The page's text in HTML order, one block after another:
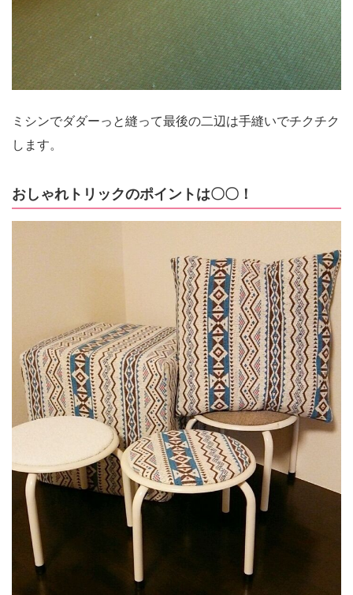
ミシンでダダーっと縫って最後の二辺は手縫いでチクチク
します。
おしゃれトリックのポイントは〇〇！